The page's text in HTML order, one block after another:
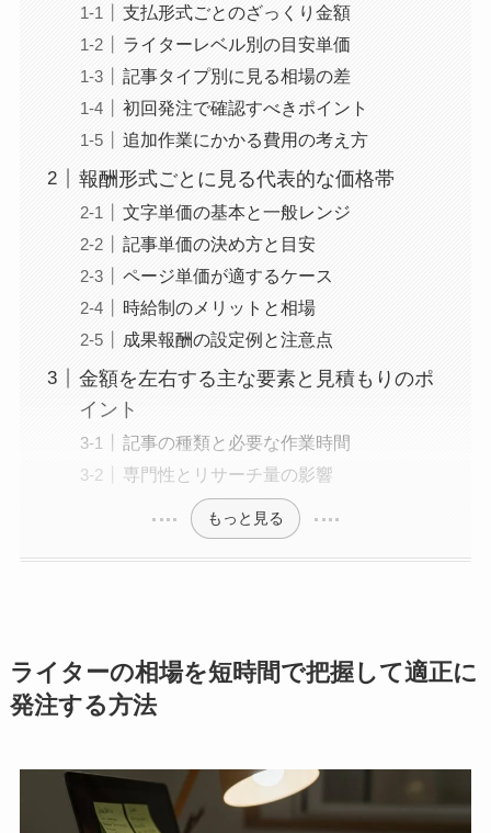
支払形式ごとのざっくり金額
ライターレベル別の目安単価
記事タイプ別に見る相場の差
初回発注で確認すべきポイント
追加作業にかかる費用の考え方
報酬形式ごとに見る代表的な価格帯
文字単価の基本と一般レンジ
記事単価の決め方と目安
ページ単価が適するケース
時給制のメリットと相場
成果報酬の設定例と注意点
金額を左右する主な要素と見積もりのポ
イント
記事の種類と必要な作業時間
専門性とリサーチ量の影響
もっと見る
ライターの相場を短時間で把握して適正に
発注する方法